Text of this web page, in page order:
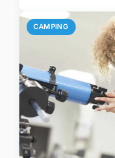
CAMPING